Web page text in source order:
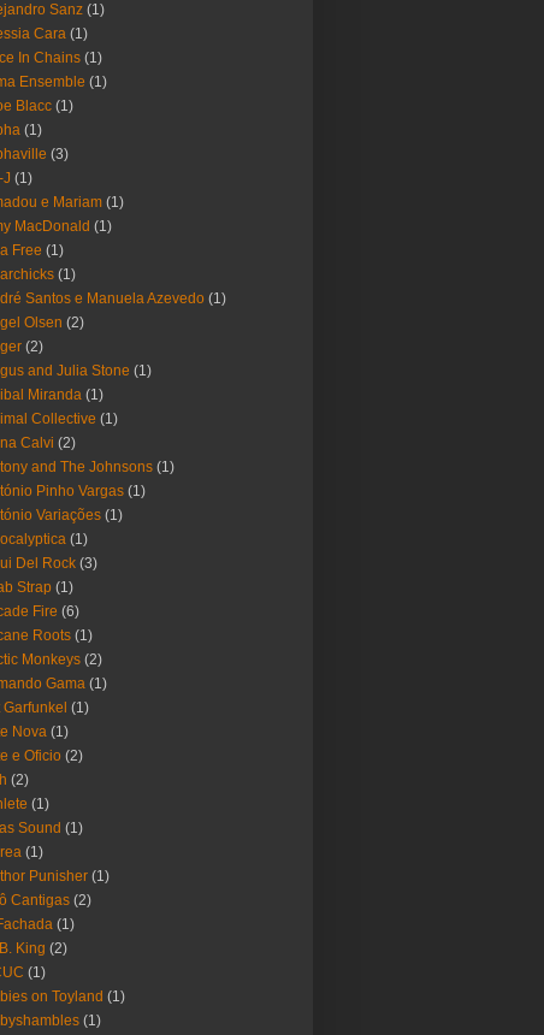
Sanz (1)
Cara (1)
In Chains (1)
Ensemble (1)
Blacc (1)
(1)
(3)
J (1)
e Mariam (1)
MacDonald (1)
Free (1)
(1)
Santos e Manuela Azevedo (1)
Olsen (2)
(2)
and Julia Stone (1)
Miranda (1)
Collective (1)
Calvi (2)
and The Johnsons (1)
Pinho Vargas (1)
Variações (1)
(1)
Del Rock (3)
Strap (1)
Fire (6)
Roots (1)
Monkeys (2)
Gama (1)
Garfunkel (1)
Nova (1)
e Oficio (2)
(2)
(1)
Sound (1)
(1)
Punisher (1)
Cantigas (2)
(1)
King (2)
(1)
on Toyland (1)
(1)